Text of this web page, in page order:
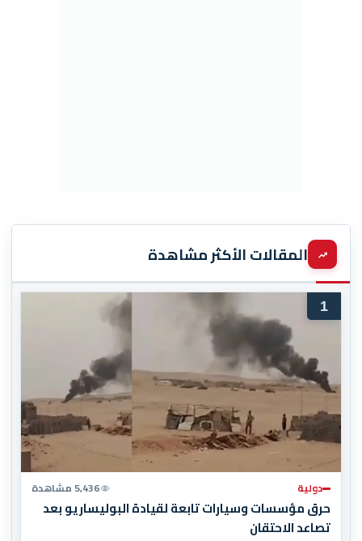
المقالات الأكثر مشاهدة
1
دولية 5,436 مشاهدة
حرق مؤسسات وسيارات تابعة لقيادة البوليساريو بعد
تصاعد الاحتقان